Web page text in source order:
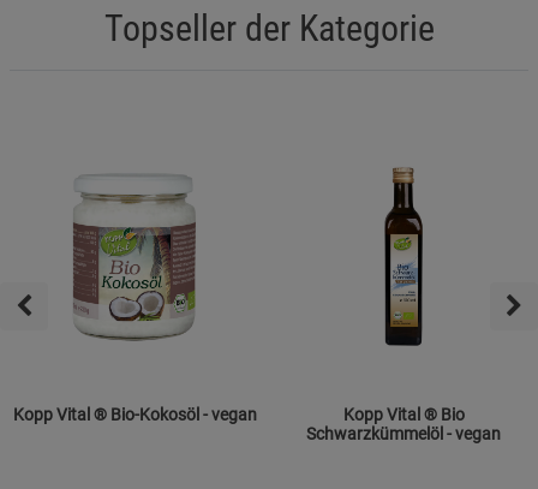
Topseller der Kategorie
Kopp Vital ® Bio-Kokosöl - vegan
Kopp Vital ® Bio
Schwarzkümmelöl - vegan